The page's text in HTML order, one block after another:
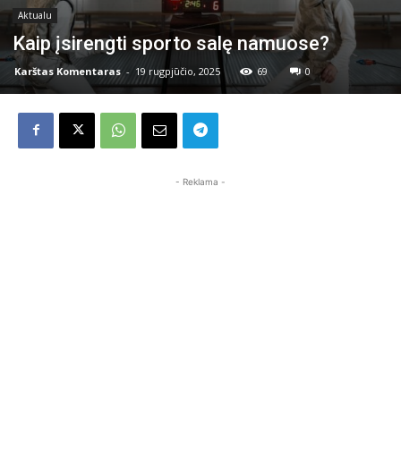
Aktualu
Kaip įsirengti sporto salę namuose?
Karštas Komentaras - 19 rugpjūčio, 2025 69 0
- Reklama -